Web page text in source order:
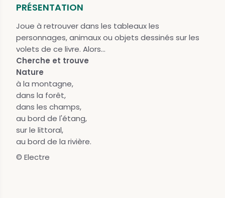
PRÉSENTATION
Joue à retrouver dans les tableaux les
personnages, animaux ou objets dessinés sur les
volets de ce livre. Alors...
Cherche et trouve
Nature
à la montagne,
dans la forêt,
dans les champs,
au bord de l'étang,
sur le littoral,
au bord de la rivière.
© Electre